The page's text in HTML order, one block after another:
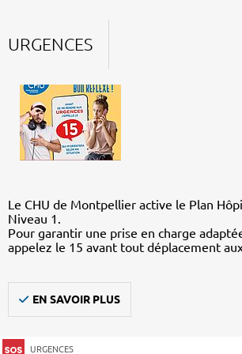
URGENCES
Le CHU de Montpellier active le Plan
Niveau 1.
Pour garantir une prise en charge
appelez le 15 avant tout déplacement
EN SAVOIR PLUS
URGENCES